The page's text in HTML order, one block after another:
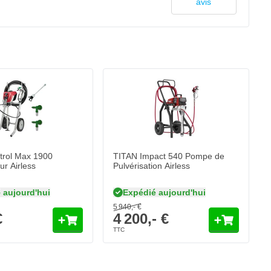
Max 1900
Airless
aujourd'hui
TITAN Impact 540 Pompe de
Pulvérisation Airless
Expédié aujourd'hui
5 940,- €
4 200,- €